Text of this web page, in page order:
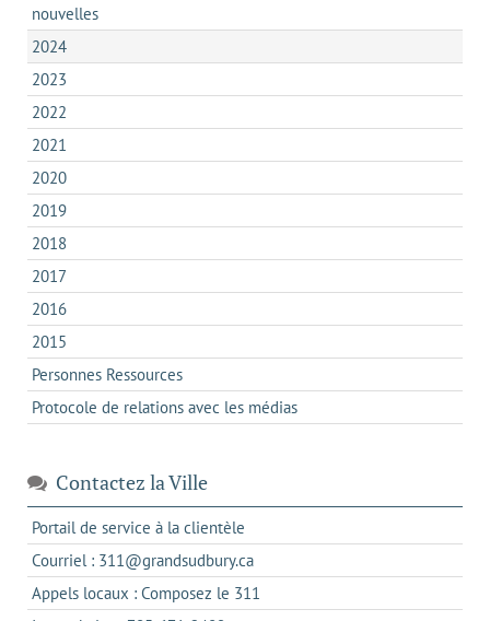
nouvelles
2024
2023
2022
2021
2020
2019
2018
2017
2016
2015
Personnes Ressources
Protocole de relations avec les médias
Contactez la Ville
Portail de service à la clientèle
dans
un
nouvel
Courriel : 311@grandsudbury.cas'ouvre
dans
votre
Appels locaux : Composez le 311
dans